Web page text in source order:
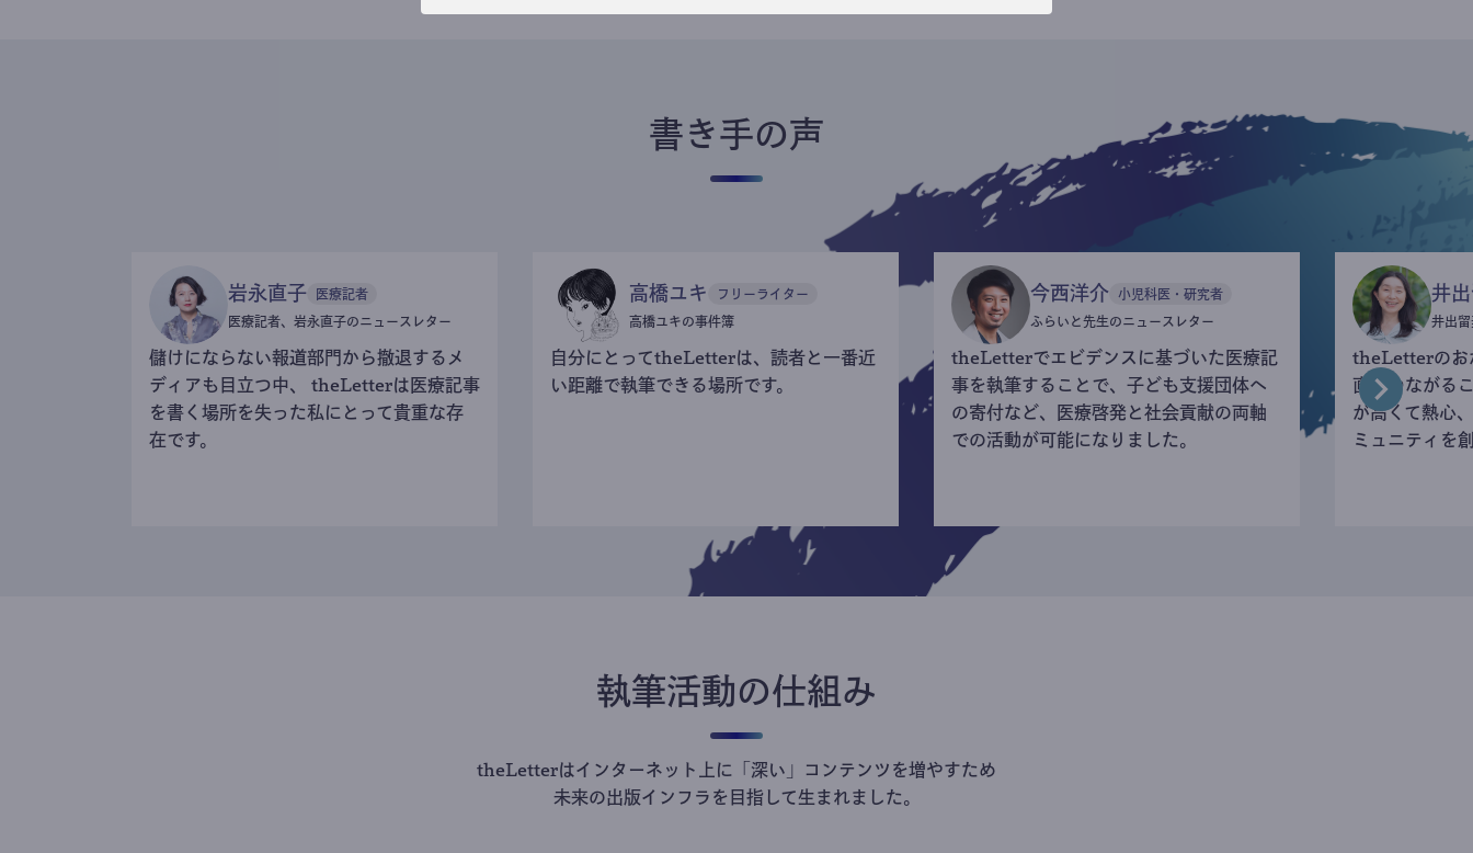
書き手の声
岩永直子 医療記者
医療記者、岩永直子のニュースレター
儲けにならない報道部門から撤退するメ
ディアも目立つ中、 theLetterは医療記事
を書く場所を失った私にとって貴重な存
在です。
高橋ユキ フリーライター
高橋ユキの事件簿
自分にとってtheLetterは、読者と一番近
い距離で執筆できる場所です。
今西洋介 小児科医・研究者
ふらいと先生のニュースレター
theLetterでエビデンスに基づいた医療記
事を執筆することで、子ども支援団体へ
の寄付など、医療啓発と社会貢献の両軸
での活動が可能になりました。
井
井出
theLetterのお
直接つながる
が高くて熱心
ミュニティを
執筆活動の仕組み
theLetterはインターネット上に「深い」コンテンツを増やすため
未来の出版インフラを目指して生まれました。